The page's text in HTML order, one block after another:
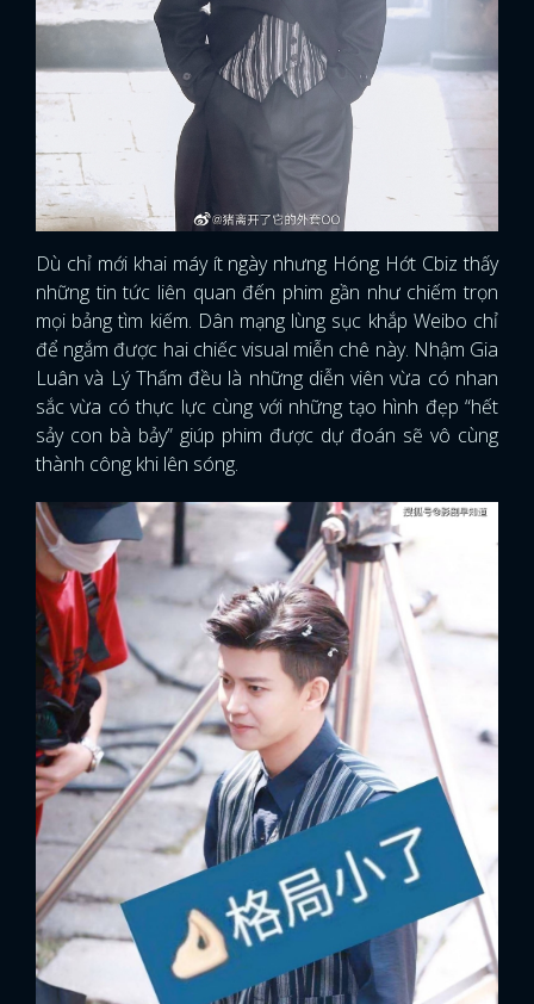
FACEBOOK GOOGLE
Dù chỉ mới khai máy ít ngày nhưng Hóng Hớt Cbiz thấy
những tin tức liên quan đến phim gần như chiếm trọn
mọi bảng tìm kiếm. Dân mạng lùng sục khắp Weibo chỉ
để ngắm được hai chiếc visual miễn chê này. Nhậm Gia
Luân và Lý Thấm đều là những diễn viên vừa có nhan
sắc vừa có thực lực cùng với những tạo hình đẹp “hết
sảy con bà bảy” giúp phim được dự đoán sẽ vô cùng
thành công khi lên sóng.